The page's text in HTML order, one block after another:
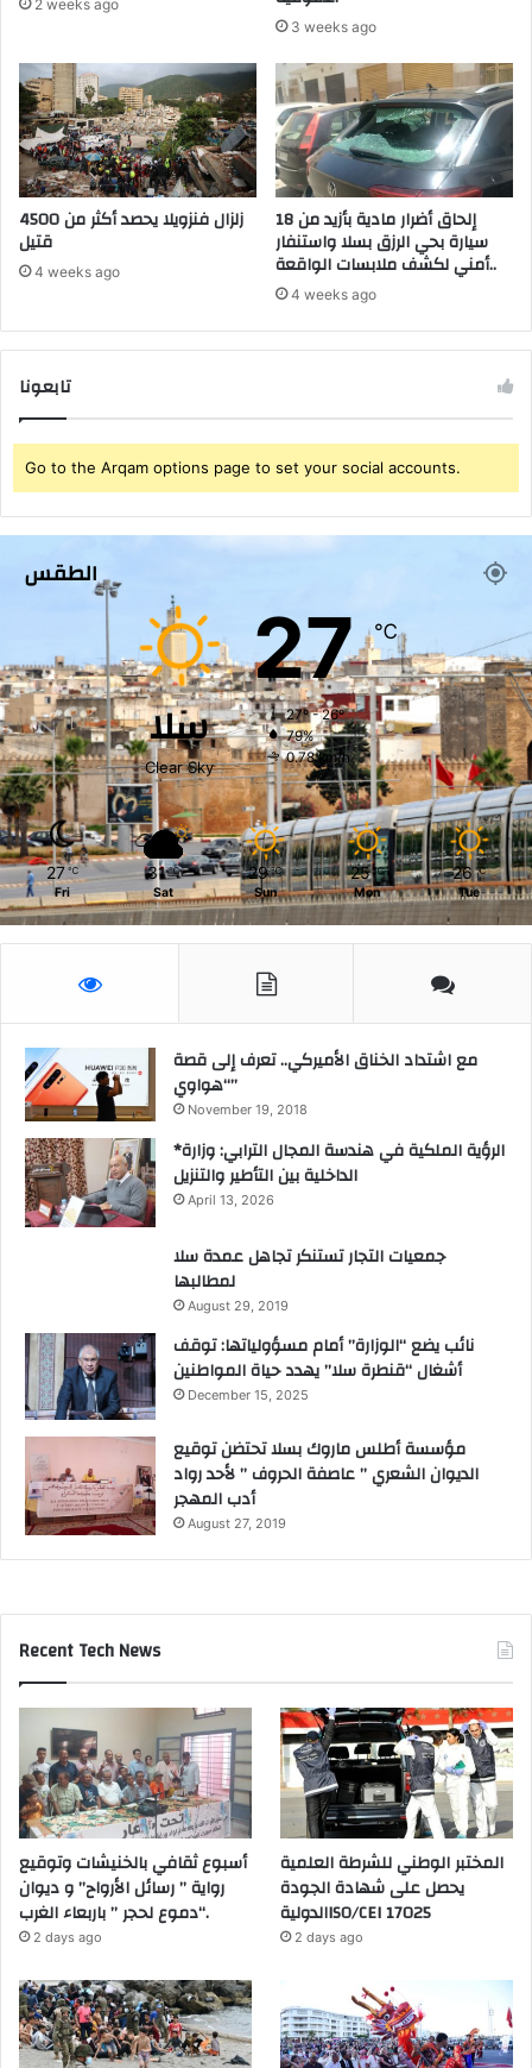
2 weeks ago
3 weeks ago
زلزال فنزويلا يحصد أكثر من 4500
قتيل
4 weeks ago
إلحاق أضرار مادية بأزيد من 18
سيارة بحي الرزق بسلا واستنفار
أمني لكشف ملابسات الواقعة..
4 weeks ago
تابعونا
Go to the Arqam options page to set your social accounts.
الطقس
سلا
Clear Sky
27℃
27º - 26º
79%
0.78 km/h
27 ℃
Fri
31 ℃
Sat
29 ℃
Sun
25 ℃
Mon
26 ℃
Tue
مع اشتداد الخناق الأميركي.. تعرف إلى قصة
“هواوي”
November 19, 2018
*الرؤية الملكية في هندسة المجال الترابي: وزارة
الداخلية بين التأطير والتنزيل
April 13, 2026
جمعيات التجار تستنكر تجاهل عمدة سلا
لمطالبها
August 29, 2019
نائب يضع “الوزارة” أمام مسؤولياتها: توقف
أشغال “قنطرة سلا” يهدد حياة المواطنين
December 15, 2025
مؤسسة أطلس ماروك بسلا تحتضن توقيع
الديوان الشعري ” عاصفة الحروف ” لأحد رواد
أدب المهجر
August 27, 2019
Recent Tech News
أسبوع ثقافي بالخنيشات وتوقيع
رواية ” رسائل الأرواح” و ديوان
“دموع لحجر ” باربعاء الغرب.
2 days ago
المختبر الوطني للشرطة العلمية
يحصل على شهادة الجودة
الدوليةISO/CEI 17025
2 days ago